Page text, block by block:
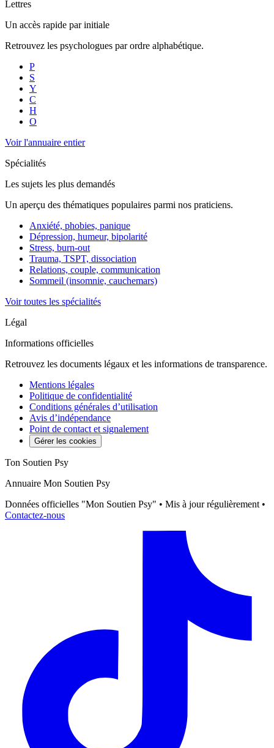
Lettres
Un accès rapide par initiale
Retrouvez les psychologues par ordre alphabétique.
P
S
Y
C
H
O
Voir l'annuaire entier
Spécialités
Les sujets les plus demandés
Un aperçu des thématiques populaires parmi nos praticiens.
Anxiété, phobies, panique
Dépression, humeur, bipolarité
Stress, burn-out
Trauma, TSPT, dissociation
Relations, couple, communication
Sommeil (insomnie, cauchemars)
Voir toutes les spécialités
Légal
Informations officielles
Retrouvez les documents légaux et les informations de transparence.
Mentions légales
Politique de confidentialité
Conditions générales d’utilisation
Avis d’indépendance
Point de contact et signalement
Gérer les cookies
Ton Soutien Psy
Annuaire Mon Soutien Psy
Données officielles "Mon Soutien Psy" • Mis à jour régulièrement •
Contactez-nous